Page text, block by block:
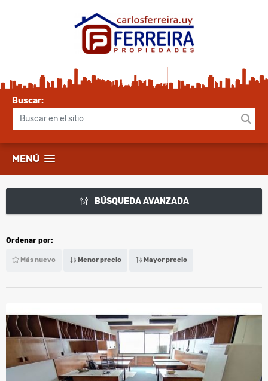
Buscar:
MENÚ
BÚSQUEDA AVANZADA
Ordenar por:
Más nuevo Menor precio Mayor precio